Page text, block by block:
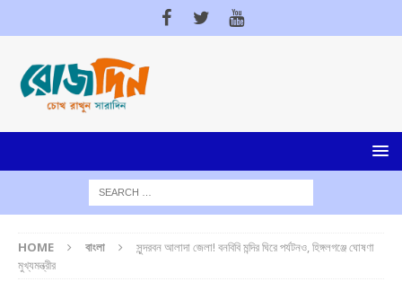
HOME বাংলা
সুন্দরবন আলাদা জেলা! বনবিবি মন্দির ঘিরে পর্যটনও, হিঙ্গলগঞ্জে ঘোষণা
মুখ্যমন্ত্রীর